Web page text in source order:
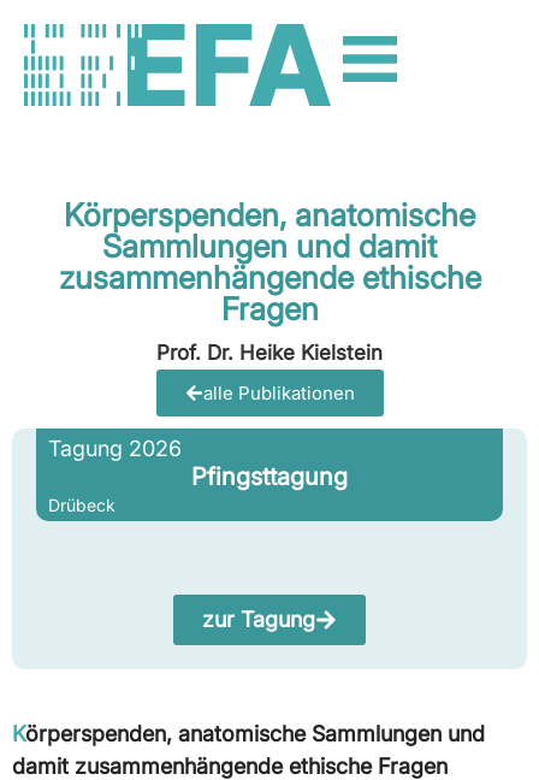
Körperspenden, anatomische
Sammlungen und damit
zusammenhängende ethische
Fragen
Prof. Dr. Heike Kielstein
alle Publikationen
Tagung 2026
Pfingsttagung
Drübeck
zur Tagung
Körperspenden, anatomische Sammlungen und
damit zusammenhängende ethische Fragen